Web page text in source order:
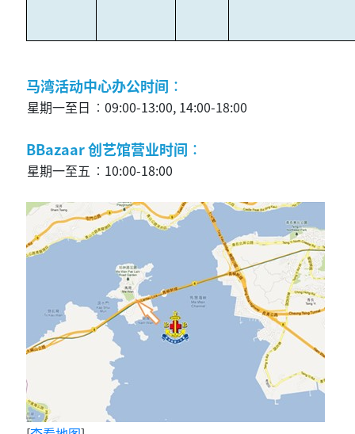
马湾活动中心办公时间︰
星期一至日 ︰09:00-13:00, 14:00-18:00
BBazaar 创艺馆营业时间︰
星期一至五 ︰10:00-18:00